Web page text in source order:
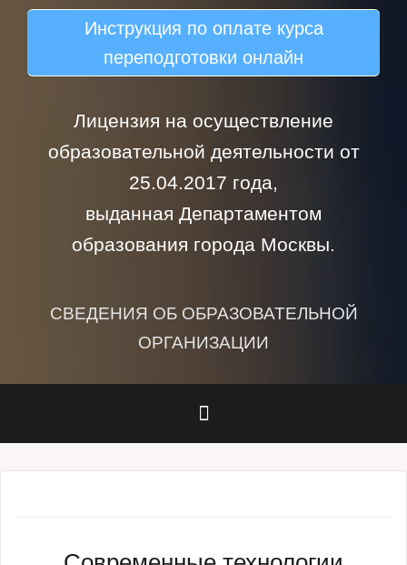
Инструкция по оплате курса
переподготовки онлайн
Лицензия на осуществление
образовательной деятельности от
25.04.2017 года,
выданная Департаментом
образования города Москвы.
СВЕДЕНИЯ ОБ ОБРАЗОВАТЕЛЬНОЙ
ОРГАНИЗАЦИИ